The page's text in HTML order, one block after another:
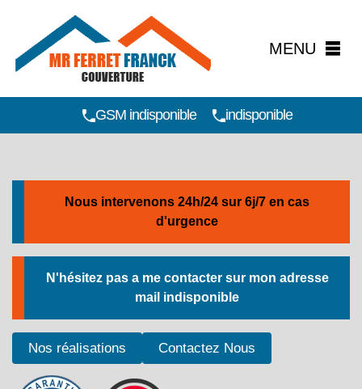
MENU
GSM indisponible indisponible
Nous intervenons 24h/24 sur 6j/7 en cas
d'urgence
N'hésitez pas a me contacter sur mon adresse
mail indisponible
Nos réalisations Contactez Nous